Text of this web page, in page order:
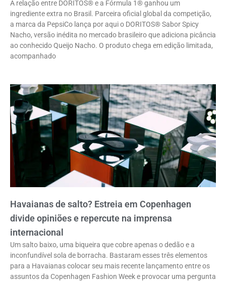
A relação entre DORITOS® e a Fórmula 1® ganhou um
ingrediente extra no Brasil. Parceira oficial global da competição,
a marca da PepsiCo lança por aqui o DORITOS® Sabor Spicy
Nacho, versão inédita no mercado brasileiro que adiciona picância
ao conhecido Queijo Nacho. O produto chega em edição limitada,
acompanhado
Havaianas de salto? Estreia em Copenhagen
divide opiniões e repercute na imprensa
internacional
Um salto baixo, uma biqueira que cobre apenas o dedão e a
inconfundível sola de borracha. Bastaram esses três elementos
para a Havaianas colocar seu mais recente lançamento entre os
assuntos da Copenhagen Fashion Week e provocar uma pergunta